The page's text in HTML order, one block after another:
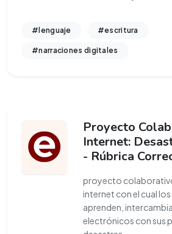
#lenguaje #escritura
#narraciones digitales
Proyecto
Internet:
- Rúbrica
proyecto
internet con el cual
aprenden,
electrónicos con sus